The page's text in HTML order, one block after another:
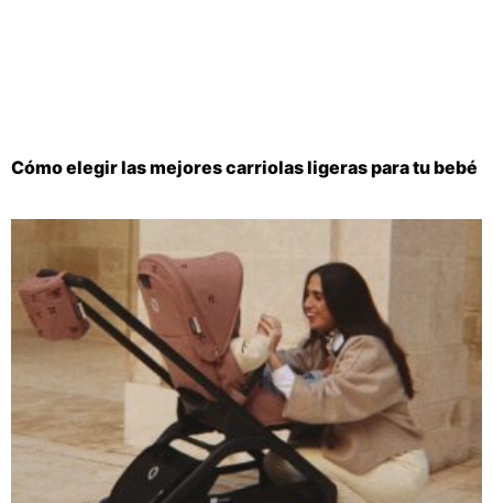
Cómo elegir las mejores carriolas ligeras para tu bebé